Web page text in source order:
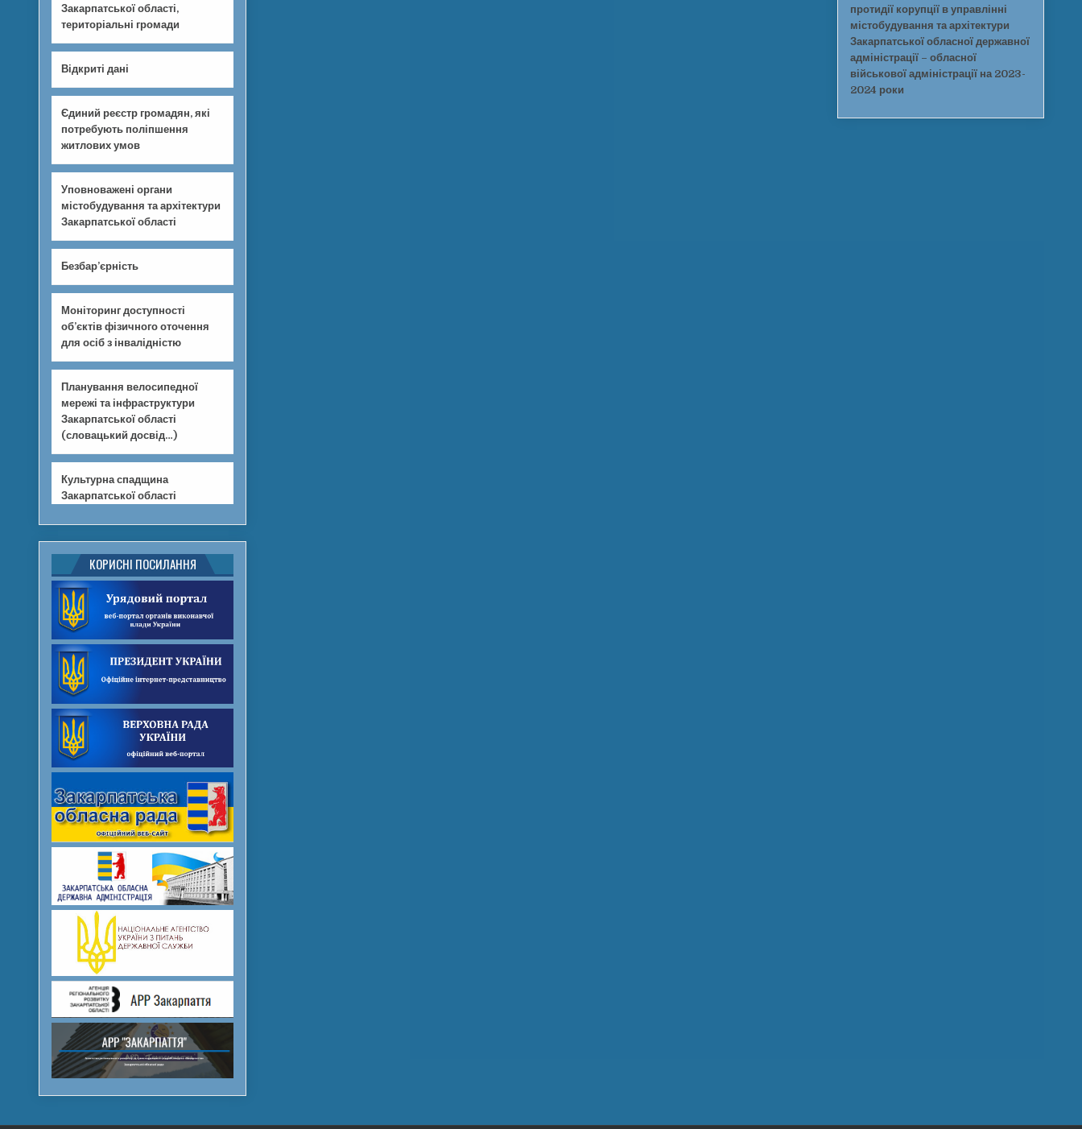
Закарпатської області,
територіальні громади
Відкриті дані
Єдиний реєстр громадян, які
потребують поліпшення
житлових умов
Уповноважені органи
містобудування та архітектури
Закарпатської області
Безбар’єрність
Моніторинг доступності
об’єктів фізичного оточення
для осіб з інвалідністю
Планування велосипедної
мережі та інфраструктури
Закарпатської області
(словацький досвід…)
Культурна спадщина
Закарпатської області
КОРИСНІ ПОСИЛАННЯ
протидії корупції в управлінні
містобудування та архітектури
Закарпатської обласної державної
адміністрації – обласної
військової адміністрації на 2023-
2024 роки